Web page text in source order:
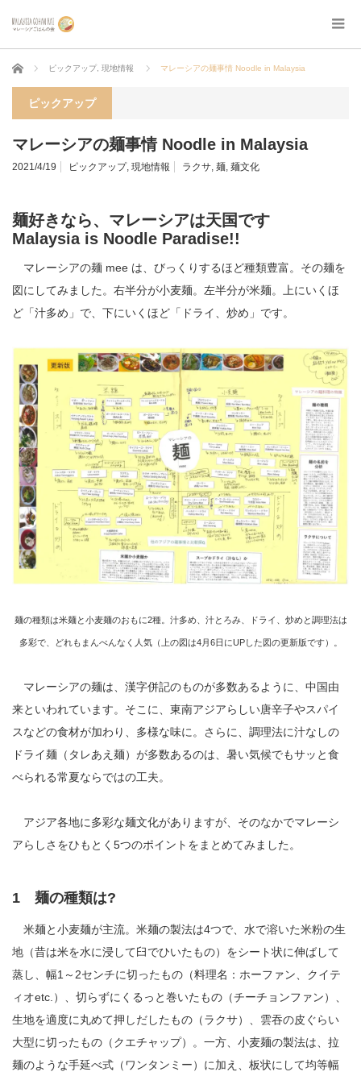
ホーム ピックアップ, 現地情報 マレーシアの麺事情 Noodle in Malaysia
ピックアップ
マレーシアの麺事情 Noodle in Malaysia
2021/4/19 ピックアップ, 現地情報 ラクサ, 麺, 麺文化
麺好きなら、マレーシアは天国です
Malaysia is Noodle Paradise!!
マレーシアの麺 mee は、びっくりするほど種類豊富。その麺を
図にしてみました。右半分が小麦麺。左半分が米麺。上にいくほ
ど「汁多め」で、下にいくほど「ドライ、炒め」です。
麺の種類は米麺と小麦麺のおもに2種。汁多め、汁とろみ、ドライ、炒めと調理法は
多彩で、どれもまんべんなく人気（上の図は4月6日にUPした図の更新版です）。
マレーシアの麺は、漢字併記のものが多数あるように、中国由
来といわれています。そこに、東南アジアらしい唐辛子やスパイ
スなどの食材が加わり、多様な味に。さらに、調理法に汁なしの
ドライ麺（タレあえ麺）が多数あるのは、暑い気候でもサッと食
べられる常夏ならではの工夫。
アジア各地に多彩な麺文化がありますが、そのなかでマレーシ
アらしさをひもとく5つのポイントをまとめてみました。
1 麺の種類は?
米麺と小麦麺が主流。米麺の製法は4つで、水で溶いた米粉の生
地（昔は米を水に浸して臼でひいたもの）をシート状に伸ばして
蒸し、幅1～2センチに切ったもの（料理名：ホーファン、クイテ
ィオetc.）、切らずにくるっと巻いたもの（チーチョンファン）、
生地を適度に丸めて押しだしたもの（ラクサ）、雲吞の皮ぐらい
大型に切ったもの（クエチャップ）。一方、小麦麺の製法は、拉
麺のような手延べ式（ワンタンミー）に加え、板状にして均等幅